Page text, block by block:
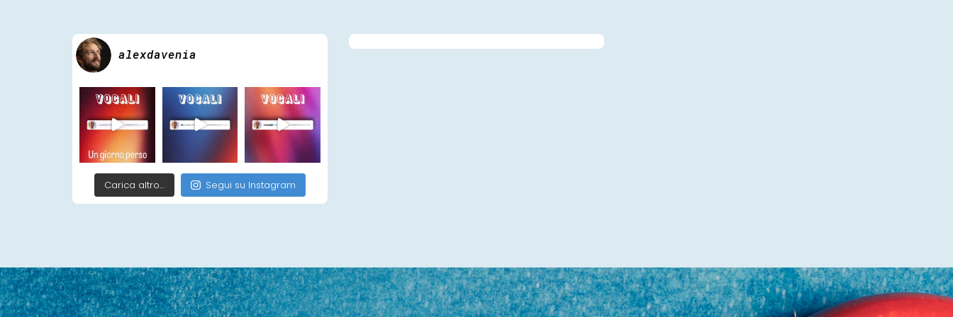
alexdavenia
Carica altro… Segui su Instagram